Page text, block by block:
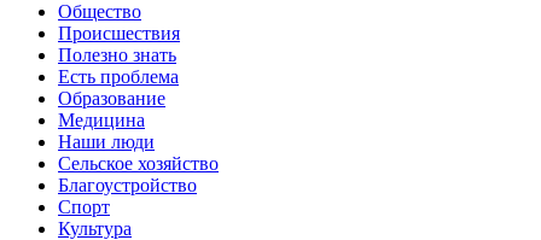
Общество
Происшествия
Полезно знать
Есть проблема
Образование
Медицина
Наши люди
Сельское хозяйство
Благоустройство
Спорт
Культура